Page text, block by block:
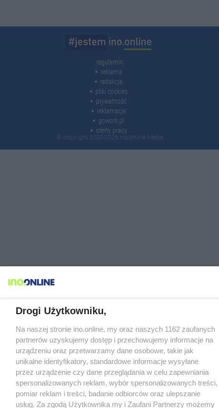
regulamin
reklama
redakcja
pliki cookies
prywatność
reklamacje
gowork.pl
oferty pracy
© copyright 2000-2026 Ino-online Media
Drogi Użytkowniku,
Na naszej stronie ino.online, my oraz naszych 1162 zaufanych
partnerów uzyskujemy dostęp i przechowujemy informacje na
urządzeniu oraz przetwarzamy dane osobowe, takie jak
unikalne identyfikatory, standardowe informacje wysyłane
przez urządzenie czy dane przeglądania w celu zapewniania
spersonalizowanych reklam, wybór spersonalizowanych treści,
pomiar reklam i treści, badanie odbiorców oraz ulepszanie
usług. Za zgodą Użytkownika my i Zaufani Partnerzy możemy